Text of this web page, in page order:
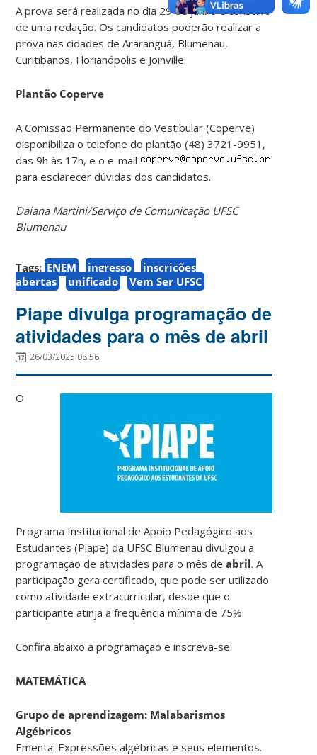
A prova será realizada no dia 29 de junho e constará
de uma redação. Os candidatos poderão realizar a
prova nas cidades de Araranguá, Blumenau,
Curitibanos, Florianópolis e Joinville.
Plantão Coperve
A Comissão Permanente do Vestibular (Coperve)
disponibiliza o telefone do plantão (48) 3721-9951,
das 9h às 17h, e o e-mail
para esclarecer dúvidas dos candidatos.
Daiana Martini/Serviço de Comunicação UFSC
Blumenau
Tags: ENEM ingresso
inscrições
abertas
unificado Vem Ser UFSC
Piape divulga programação de
atividades para o mês de abril
26/03/2025 08:56
O
Programa Institucional de Apoio Pedagógico aos
Estudantes (Piape) da UFSC Blumenau divulgou a
programação de atividades para o mês deabril. A
participação gera certificado, que pode ser utilizado
como atividade extracurricular, desde que o
participante atinja a frequência mínima de 75%.
Confira abaixo a programação e inscreva-se:
MATEMÁTICA
Grupo de aprendizagem: Malabarismos
Algébricos
Ementa: Expressões algébricas e seus elementos.